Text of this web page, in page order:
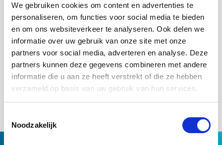
We gebruiken cookies om content en advertenties te
personaliseren, om functies voor social media te bieden
en om ons websiteverkeer te analyseren. Ook delen we
informatie over uw gebruik van onze site met onze
partners voor social media, adverteren en analyse. Deze
partners kunnen deze gegevens combineren met andere
informatie die u aan ze heeft verstrekt of die ze hebben
verzameld op basis van uw gebruik van hun services.
Noodzakelijk
Stijgt het inkomen binnen 6 maanden? Dan mag het inkomen
worden meegenomen als de stijging onvoorwaardelijk is.
Is er sprake van een lager inkomen na vernieuwing van het
contract? Dan moet hier bij het vaststellen van het
toetsinkomen rekening mee worden gehouden. Een lager
inkomen kan bijvoorbeeld veroorzaakt worden door minder
overuren, onregelmatigheidstoeslag of een lager salaris. In het
vooruitzicht gestelde inkomensstijgingen, kunnen bij een flexibel